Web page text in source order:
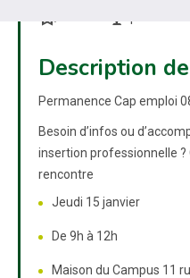
bookmarks nest_cam_indoor
Description
Permanence Cap emploi
Besoin d’infos ou
insertion professionnelle ?
rencontre
Jeudi 15 janvier
De 9h à 12h
Maison du Campus 11